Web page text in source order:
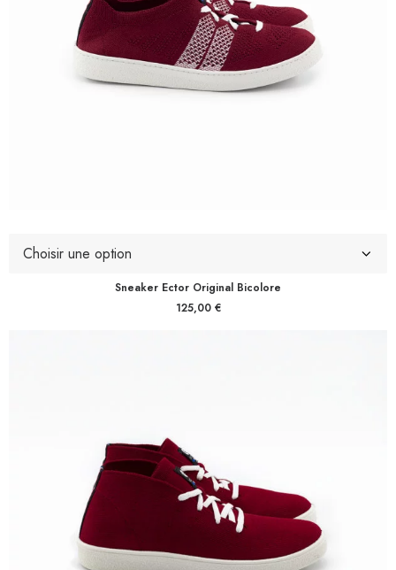
Sneaker Ector Original Bicolore
125,00 €